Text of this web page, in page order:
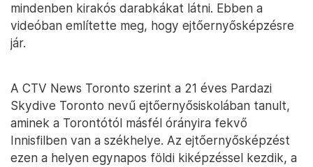
mindenben kirakós darabkákat látni. Ebben a
videóban említette meg, hogy ejtőernyősképzésre
jár.
A CTV News Toronto szerint a 21 éves Pardazi
Skydive Toronto nevű ejtőernyősiskolában tanult,
aminek a Torontótól másfél órányira fekvő
Innisfilben van a székhelye. Az ejtőernyősképzést
ezen a helyen egynapos földi kiképzéssel kezdik, a